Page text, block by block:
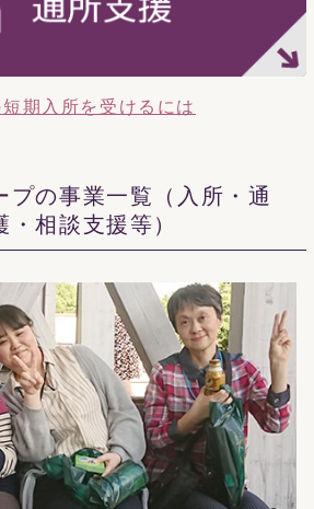
プの事業一覧（入所・通
・相談支援等）